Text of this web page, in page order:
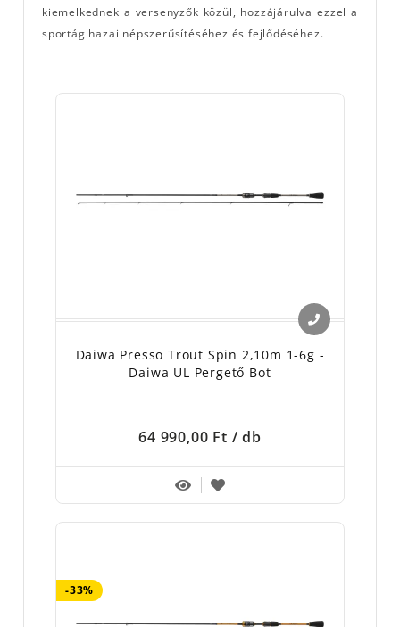
kiemelkednek a versenyzők közül, hozzájárulva ezzel a
sportág hazai népszerűsítéséhez és fejlődéséhez.
Daiwa Presso Trout Spin 2,10m 1-6g -
Daiwa UL Pergető Bot
64 990,00 Ft / db
-33%